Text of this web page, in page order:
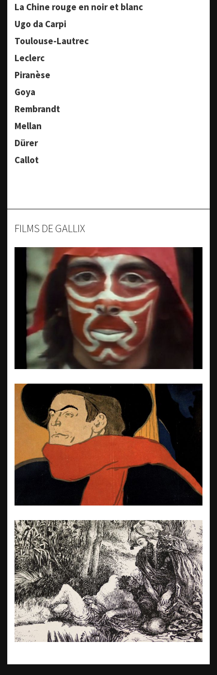
La Chine rouge en noir et blanc
Ugo da Carpi
Toulouse-Lautrec
Leclerc
Piranèse
Goya
Rembrandt
Mellan
Dürer
Callot
FILMS DE GALLIX